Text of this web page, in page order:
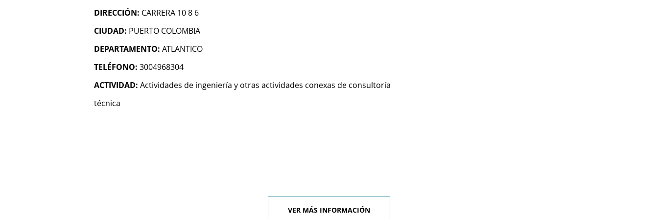
DIRECCIÓN: CARRERA 10 8 6
CIUDAD: PUERTO COLOMBIA
DEPARTAMENTO: ATLANTICO
TELÉFONO: 3004968304
ACTIVIDAD: Actividades de ingeniería y otras actividades conexas de consultoría
técnica
VER MÁS INFORMACIÓN